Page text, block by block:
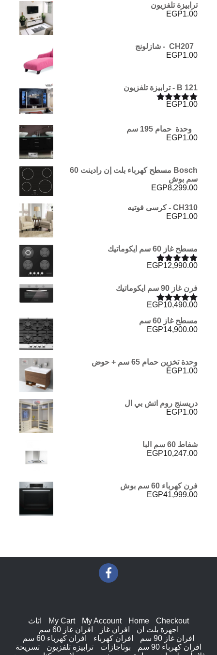
ترابيزة تلفزيون
EGP1.00
EGP1.00
B 121 - ترابيزة تلفزيون
تم التقييم
EGP1.00
وحدة حمام 195 سم
EGP1.00
Bosch مسطح كهرباء بلت إن رادينت 60
سم بوش
EGP8,299.00
CH310 - كرسى فوتيه
EGP1.00
مسطح غاز 60 سم ايكوماتيك
تم التقييم EGP12,990.00
فرن غاز 90 سم ايكوماتيك
تم التقييم
من 5
EGP10,490.00
مسطح غاز 60 سم
EGP14,900.00
وحدة تخزين حمام 65 سم + حوض
EGP1.00
دريسنج روم اتش بي ال
EGP1.00
شفاط 60 سم البا
EGP10,247.00
فرن كهرباء 60 سم بوش
EGP41,999.00
Checkout
Home
My Account
My Cart
اثاث
اجهزة بلت ان
افران غاز
افران غاز 60 سم
افران غاز 90 سم
افران كهرباء
افران كهرباء 60 سم
افران كهرباء 90 سم
بوتاجازات ترابيزة تلفزيون
تسريحة